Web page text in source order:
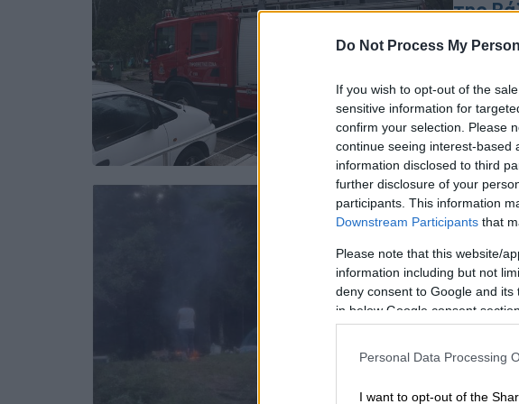
Do Not Process My
If you wish to opt-out of the
sensitive information for
confirm your selection. Please
continue seeing interest-based
information disclosed to third
further disclosure of your
participants. This information
Downstream Participants that
Please note that this website/
information including but not
deny consent to Google and
in below Google consent section.
Personal Data Processing
I want to opt-out of the
της
νωρίς
Πολιτική
χώρα
στη
Γιατί